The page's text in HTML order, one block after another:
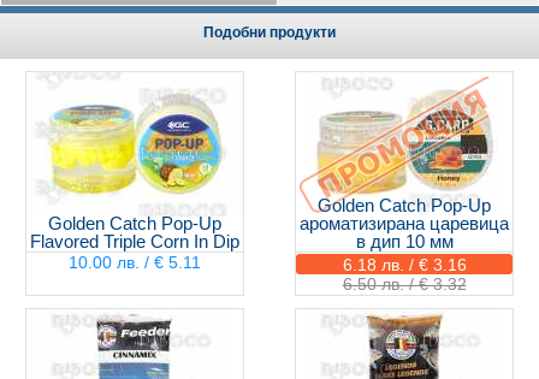
Подобни продукти
Golden Catch Pop-Up
Flavored Triple Corn In Dip
10.00 лв. / € 5.11
Golden Catch Pop-Up
ароматизирана царевица
в дип 10 мм
6.18 лв. / € 3.16
6.50 лв. / € 3.32